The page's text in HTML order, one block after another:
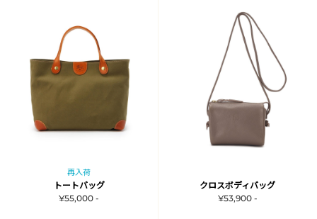
再入荷
トートバッグ
¥55,000 -
クロスボディバッグ
¥53,900 -